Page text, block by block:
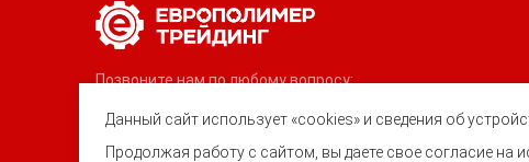
Позвоните нам по любому вопросу:
8 (800) 222-40-61
Ростов-на-Дону, ул. Вавилова, 59
Данный сайт использует «cookies» и сведения об
Продолжая работу с сайтом, вы даете свое согласие